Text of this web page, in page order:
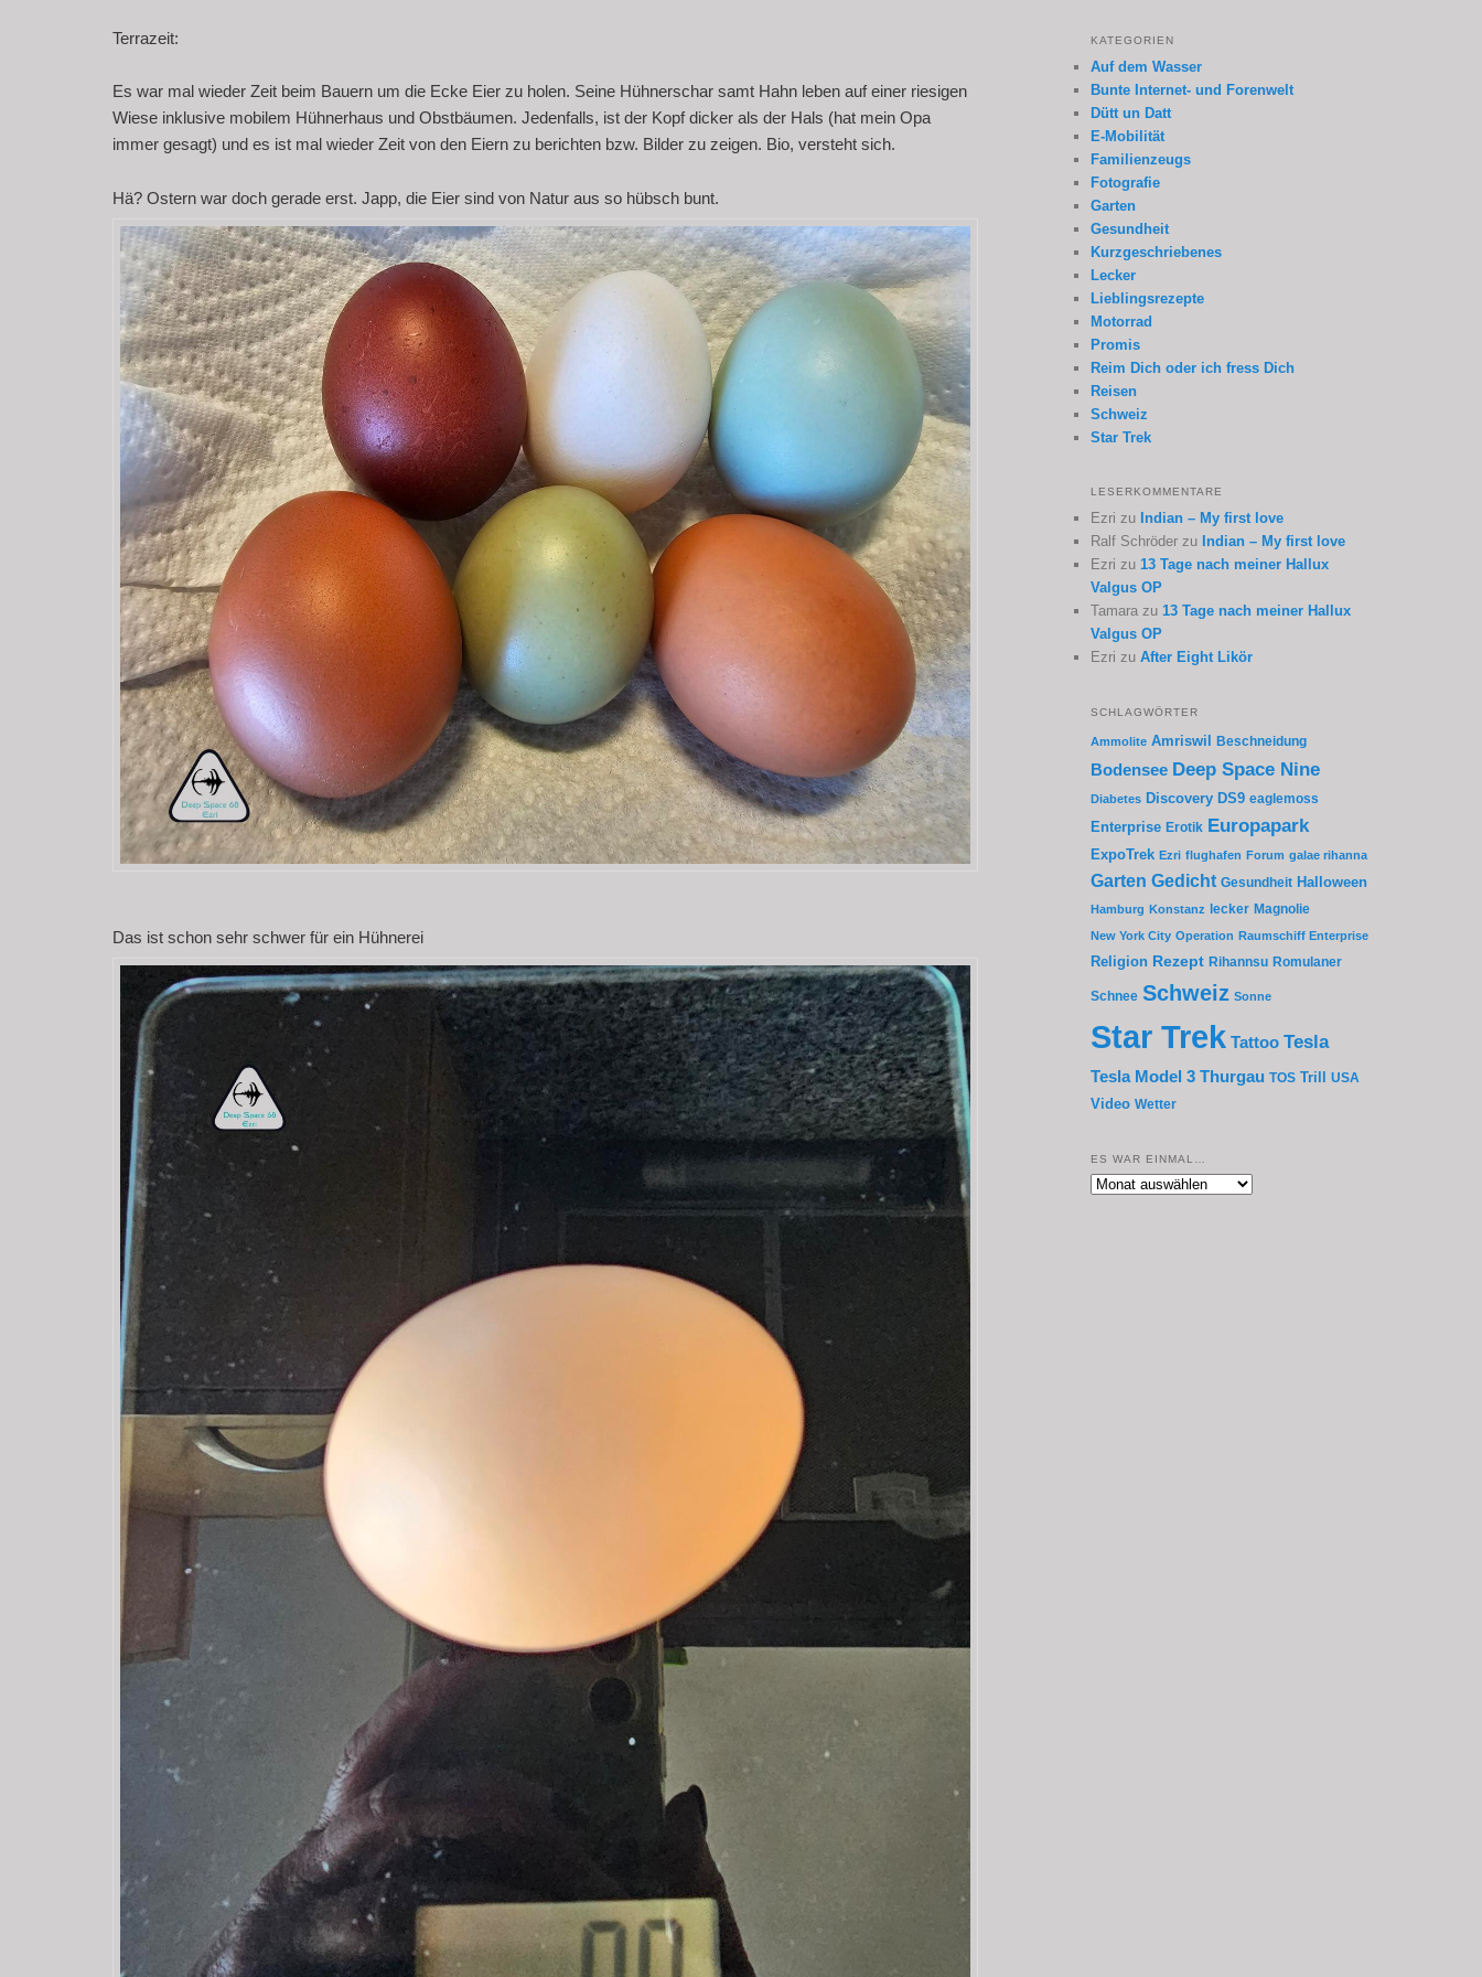
Terrazeit:
Es war mal wieder Zeit beim Bauern um die Ecke Eier zu holen. Seine Hühnerschar samt Hahn leben auf einer riesigen
Wiese inklusive mobilem Hühnerhaus und Obstbäumen. Jedenfalls, ist der Kopf dicker als der Hals (hat mein Opa
immer gesagt) und es ist mal wieder Zeit von den Eiern zu berichten bzw. Bilder zu zeigen. Bio, versteht sich.
Hä? Ostern war doch gerade erst. Japp, die Eier sind von Natur aus so hübsch bunt.
Das ist schon sehr schwer für ein Hühnerei
KATEGORIEN
Auf dem Wasser
Bunte Internet- und Forenwelt
Dütt un Datt
E-Mobilität
Familienzeugs
Fotografie
Garten
Gesundheit
Kurzgeschriebenes
Lecker
Lieblingsrezepte
Motorrad
Promis
Reim Dich oder ich fress Dich
Reisen
Schweiz
Star Trek
LESERKOMMENTARE
Ezri zu Indian – My first love
Ralf Schröder zu Indian – My first love
Ezri zu13 Tage nach meiner Hallux
Valgus OP
Tamara zu13 Tage nach meiner Hallux
Valgus OP
Ezri zuAfter Eight Likör
SCHLAGWÖRTER
Ammolite Amriswil Beschneidung
Bodensee Deep Space Nine
Diabetes Discovery DS9 eaglemoss
Enterprise Erotik Europapark
ExpoTrek Ezri flughafen Forum galae rihanna
Garten Gedicht Gesundheit Halloween
Hamburg Konstanz lecker Magnolie
New York City Operation Raumschiff Enterprise
Religion Rezept Rihannsu Romulaner
Schnee Schweiz Sonne
Star Trek Tattoo Tesla
Tesla Model 3 Thurgau TOS Trill USA
Video Wetter
ES WAR EINMAL…
Es